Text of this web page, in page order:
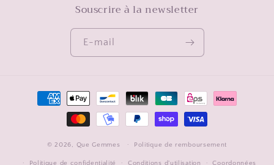
Souscrire à la newsletter
E-mail
Moyens
© 2026, Que Gemmes Politique de remboursement
Politique de confidentialité Conditions d’utilisation Coordonnées